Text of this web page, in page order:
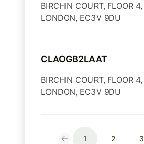
BIRCHIN COURT, FLOOR 4,
LONDON, EC3V 9DU
CLAOGB2LAAT
BIRCHIN COURT, FLOOR 4,
LONDON, EC3V 9DU
1 2 3